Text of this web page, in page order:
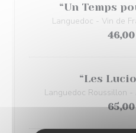
“Un Temps
Languedoc - Vin de
46,00
“Les
Languedoc Roussillon
65,00